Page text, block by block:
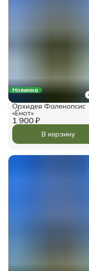
Новинка
1 900 ₽
Орхидея Фаленопсис
«Енот»
В корзину